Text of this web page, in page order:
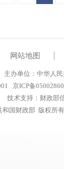
网站地图
主办单位：中华人
京ICP备
技术支持：财政部
和国财政部 版权所